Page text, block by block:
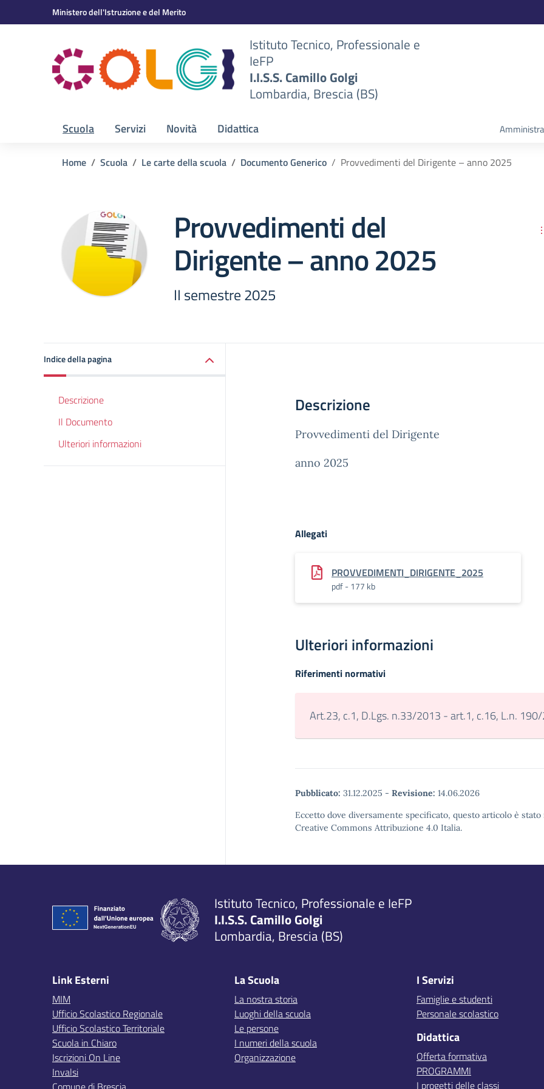
Vai ai contenuti
Vai al menu di navigazioneMinistero dell'Istruzione e del Merito
Istituto Tecnico, Professionale e
IeFP
I.I.S.S. Camillo Golgi
Lombardia, Brescia (BS)
Scuola Servizi Novità Didattica
Home Scuola Le carte della scuola Documento Generico Provvedimenti del Dirigente – anno 2025
Provvedimenti del
Dirigente – anno 2025
II semestre 2025
Indice della pagina
Descrizione
Il Documento
Ulteriori informazioni
Descrizione
Provvedimenti del Dirigente
anno 2025
Allegati
PROVVEDIMENTI_DIRIGENTE_2025
pdf - 177 kb
Ulteriori informazioni
Riferimenti normativi
Art.23, c.1, D.Lgs. n.33/2013 - art.1, c.16, L.n.
Pubblicato: 31.12.2025 - Revisione: 14.06.2026
Eccetto dove diversamente specificato, questo articolo è
Creative Commons Attribuzione 4.0 Italia.
Istituto Tecnico, Professionale e IeFP
I.I.S.S. Camillo Golgi
Lombardia, Brescia (BS)
Link Esterni
MIM
Ufficio Scolastico Regionale
Ufficio Scolastico Territoriale
Scuola in Chiaro
Iscrizioni On Line
Invalsi
La Scuola
La nostra storia
Luoghi della scuola
Le persone
I numeri della scuola
Organizzazione
I Servizi
Famiglie e studenti
Personale scolastico
Didattica
Offerta formativa
PROGRAMMI
I progetti delle classi